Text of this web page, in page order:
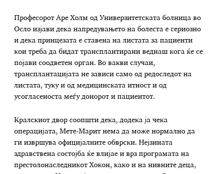
Професорот Аре Холм од Универзитетската болница во
Осло изјави дека напредувањето на болеста е сериозно
и дека принцезата е ставена на листата за пациенти
кои треба да бидат трансплантирани веднаш кога ќе се
појави соодветен орган. Во вакви случаи,
трансплантацијата не зависи само од редоследот на
листата, туку и од медицинската итност и од
усогласеноста меѓу донорот и пациентот.
Кралскиот двор соопшти дека, додека ја чека
операцијата, Мете-Марит нема да може нормално да
ги извршува официјалните обврски. Нејзината
здравствена состојба ќе влијае и врз програмата на
престолонаследникот Хокон, како и на нивните деца,